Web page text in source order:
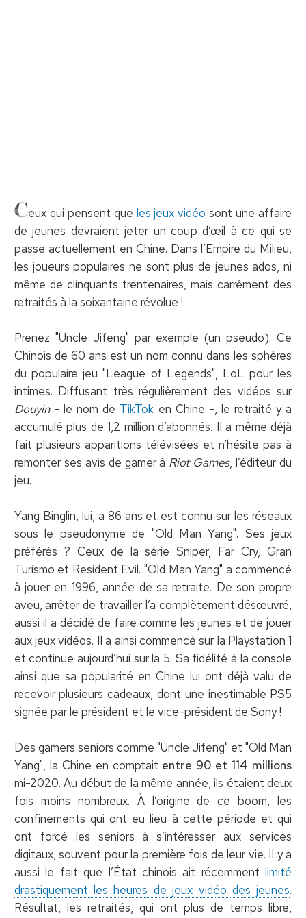
Ceux qui pensent que les jeux vidéo sont une affaire
de jeunes devraient jeter un coup d’œil à ce qui se
passe actuellement en Chine. Dans l’Empire du Milieu,
les joueurs populaires ne sont plus de jeunes ados, ni
même de clinquants trentenaires, mais carrément des
retraités à la soixantaine révolue !
Prenez "Uncle Jifeng" par exemple (un pseudo). Ce
Chinois de 60 ans est un nom connu dans les sphères
du populaire jeu "League of Legends", LoL pour les
intimes. Diffusant très régulièrement des vidéos sur
Douyin- le nom de TikTok en Chine -, le retraité y a
accumulé plus de 1,2 million d’abonnés. Il a même déjà
fait plusieurs apparitions télévisées et n’hésite pas à
remonter ses avis de gamer à Riot Games, l’éditeur du
jeu.
Yang Binglin, lui, a 86 ans et est connu sur les réseaux
sous le pseudonyme de "Old Man Yang". Ses jeux
préférés ? Ceux de la série Sniper, Far Cry, Gran
Turismo et Resident Evil. "Old Man Yang" a commencé
à jouer en 1996, année de sa retraite. De son propre
aveu, arrêter de travailler l’a complètement désœuvré,
aussi il a décidé de faire comme les jeunes et de jouer
aux jeux vidéos. Il a ainsi commencé sur la Playstation 1
et continue aujourd’hui sur la 5. Sa fidélité à la console
ainsi que sa popularité en Chine lui ont déjà valu de
recevoir plusieurs cadeaux, dont une inestimable PS5
signée par le président et le vice-président de Sony !
Des gamers seniors comme "Uncle Jifeng" et "Old Man
Yang", la Chine en comptait entre 90 et 114 millions
mi-2020. Au début de la même année, ils étaient deux
fois moins nombreux. À l’origine de ce boom, les
confinements qui ont eu lieu à cette période et qui
ont forcé les seniors à s’intéresser aux services
digitaux, souvent pour la première fois de leur vie. Il y a
aussi le fait que l’État chinois ait récemmentlimité
drastiquement les heures de jeux vidéo des jeunes.
Résultat, les retraités, qui ont plus de temps libre,